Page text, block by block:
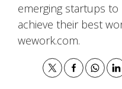
emerging startups
achieve their best
wework.com.